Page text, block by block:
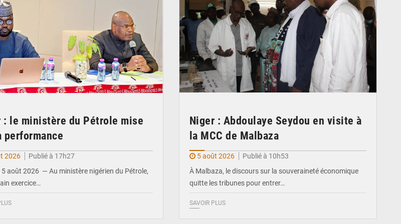
: le ministère du Pétrole mise
performance
2026
Publié à 17h27
5 août 2026 — Au ministère nigérien du Pétrole,
exercice…
Niger : Abdoulaye Seydou en visite à
la MCC de Malbaza
5 août 2026
Publié à 10h53
À Malbaza, le discours sur la souveraineté économique
quitte les tribunes pour entrer…
SAVOIR PLUS